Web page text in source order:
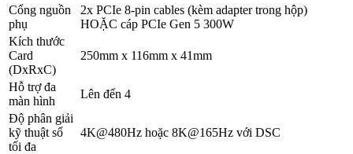
Cổng nguồn
phụ
2x PCIe 8-pin cables (kèm adapter trong hộp)
HOẶC cáp PCIe Gen 5 300W
Kích thước
Card
(DxRxC)
250mm x 116mm x 41mm
Hỗ trợ đa
màn hình
Lên đến 4
Độ phân giải
kỹ thuật số
tối đa
4K@480Hz hoặc 8K@165Hz với DSC